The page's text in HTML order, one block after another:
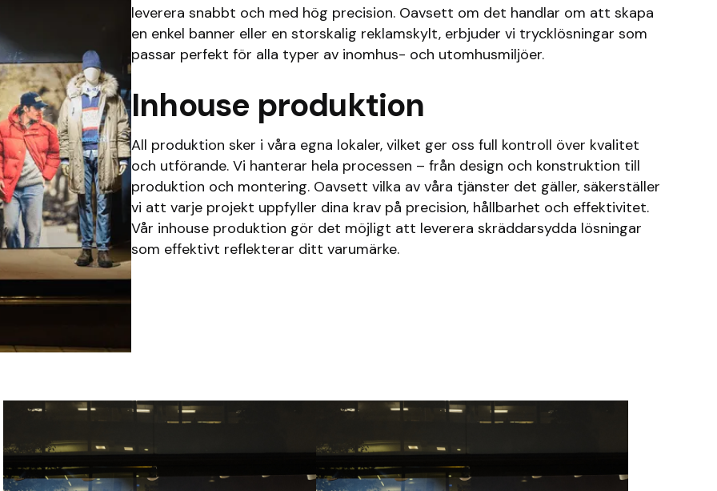
leverera snabbt och med hög precision. Oavsett om det handlar om att skapa
en enkel banner eller en storskalig reklamskylt, erbjuder vi trycklösningar som
passar perfekt för alla typer av inomhus- och utomhusmiljöer.
Inhouse produktion
All produktion sker i våra egna lokaler, vilket ger oss full kontroll över kvalitet
och utförande. Vi hanterar hela processen – från design och konstruktion till
produktion och montering. Oavsett vilka av våra tjänster det gäller, säkerställer
vi att varje projekt uppfyller dina krav på precision, hållbarhet och effektivitet.
Vår inhouse produktion gör det möjligt att leverera skräddarsydda lösningar
som effektivt reflekterar ditt varumärke.